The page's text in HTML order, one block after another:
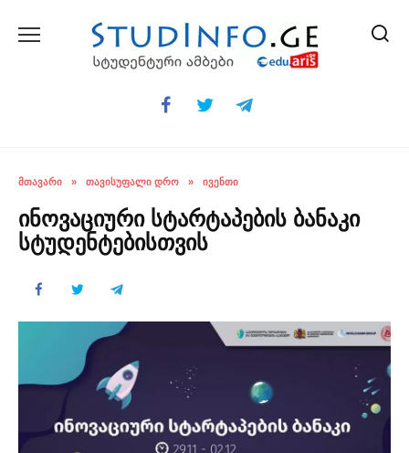
ᲛᲗᲐᲕᲐᲠᲘ » ᲗᲐᲕᲘᲡᲣᲤᲐᲚᲘ ᲓᲠᲝ » ᲘᲕᲔᲜᲗᲘ
ინოვაციური სტარტაპების ბანაკი
სტუდენტებისთვის